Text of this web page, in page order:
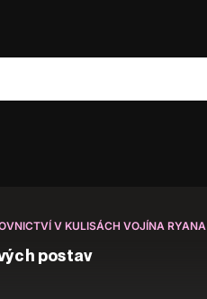
V KULISÁCH VOJÍNA RYANA
postav